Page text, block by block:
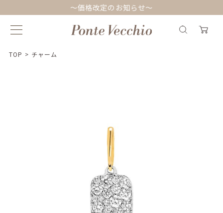
～価格改定のお知らせ～
TOP > チャーム